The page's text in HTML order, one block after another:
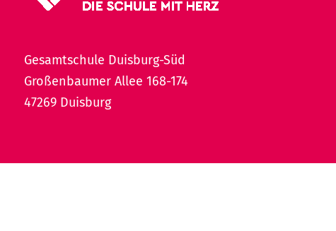
Gesamtschule Duisburg-Süd
Großenbaumer Allee 168-174
47269 Duisburg